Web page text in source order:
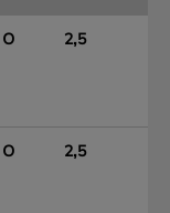
O 2,5
O 2,5